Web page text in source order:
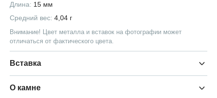
Длина: 15 мм
Средний вес: 4,04 г
Внимание! Цвет металла и вставок на фотографии может
отличаться от фактического цвета.
Вставка
О камне